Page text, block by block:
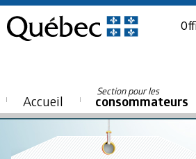
Accueil
Section pour les
consommateurs